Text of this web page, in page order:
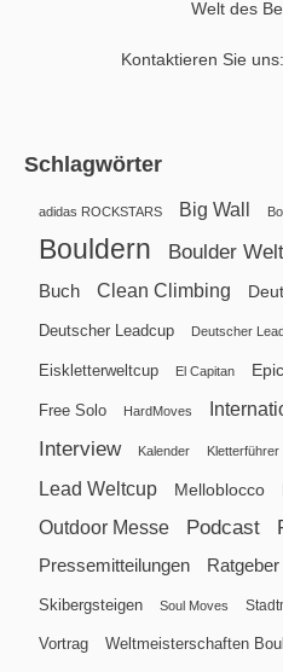
Welt des
Kontaktieren Sie uns:
Schlagwörter
adidas ROCKSTARS Big Wall
Bouldern Boulder
Buch Clean Climbing
Deutscher Leadcup Deutscher
Eiskletterweltcup El Capitan
Free Solo HardMoves
Interview Kalender Kletterführer
Lead Weltcup Melloblocco
Outdoor Messe Podcast
Pressemitteilungen Ratgeber
Skibergsteigen Soul Moves
Vortrag Weltmeisterschaften